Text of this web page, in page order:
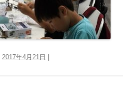
2017年4月21日